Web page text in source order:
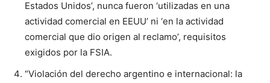
Estados Unidos’, nunca fueron ‘utilizadas en una
actividad comercial en EEUU’ ni ‘en la actividad
comercial que dio origen al reclamo’, requisitos
exigidos por la FSIA.
“Violación del derecho argentino e internacional: la